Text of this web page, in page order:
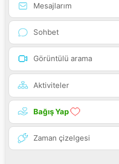
Mesajlarım
Sohbet
Görüntülü arama
Aktiviteler
Bağış Yap
Zaman çizelgesi